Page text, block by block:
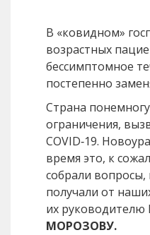
В «ковидном»
возрастных
бессимптомное
постепенно
Страна
ограничения,
COVID‑19.
время это, к
собрали
получали от
их руководителю
МОРОЗОВУ.